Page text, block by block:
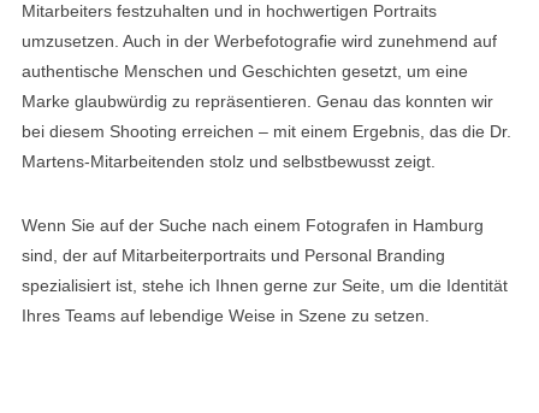
Mitarbeiters festzuhalten und in hochwertigen Portraits
umzusetzen. Auch in der Werbefotografie wird zunehmend auf
authentische Menschen und Geschichten gesetzt, um eine
Marke glaubwürdig zu repräsentieren. Genau das konnten wir
bei diesem Shooting erreichen – mit einem Ergebnis, das die Dr.
Martens-Mitarbeitenden stolz und selbstbewusst zeigt.
Wenn Sie auf der Suche nach einem Fotografen in Hamburg
sind, der auf Mitarbeiterportraits und Personal Branding
spezialisiert ist, stehe ich Ihnen gerne zur Seite, um die Identität
Ihres Teams auf lebendige Weise in Szene zu setzen.